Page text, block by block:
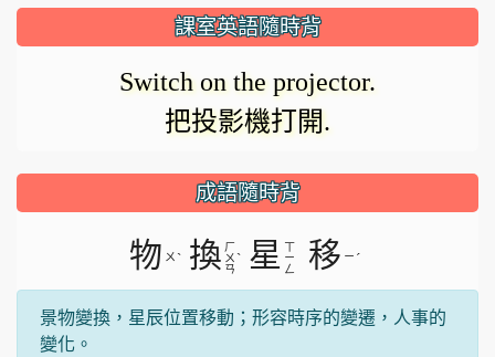
正
載
入。影
片
課室英語隨時背
Switch on the projector.
把投影機打開.
成語隨時背
物 ㄨ ˋ 換 ㄏ
ㄨ
ㄢ
ˋ 星 ㄒ
ㄧ
ㄥ
移 ㄧ ˊ
景物變換，星辰位置移動；形容時序的變遷，人事的
變化。